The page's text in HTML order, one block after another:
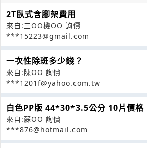
2T臥式含腳架費用
來自:三OO機OO 詢價
***15223@gmail.com
一次性除斑多少錢？
來自:陳OO 詢價
***1201f@yahoo.com.tw
白色PP版 44*30*3.5公分 10片價格
來自:蘇OO 詢價
***876@hotmail.com